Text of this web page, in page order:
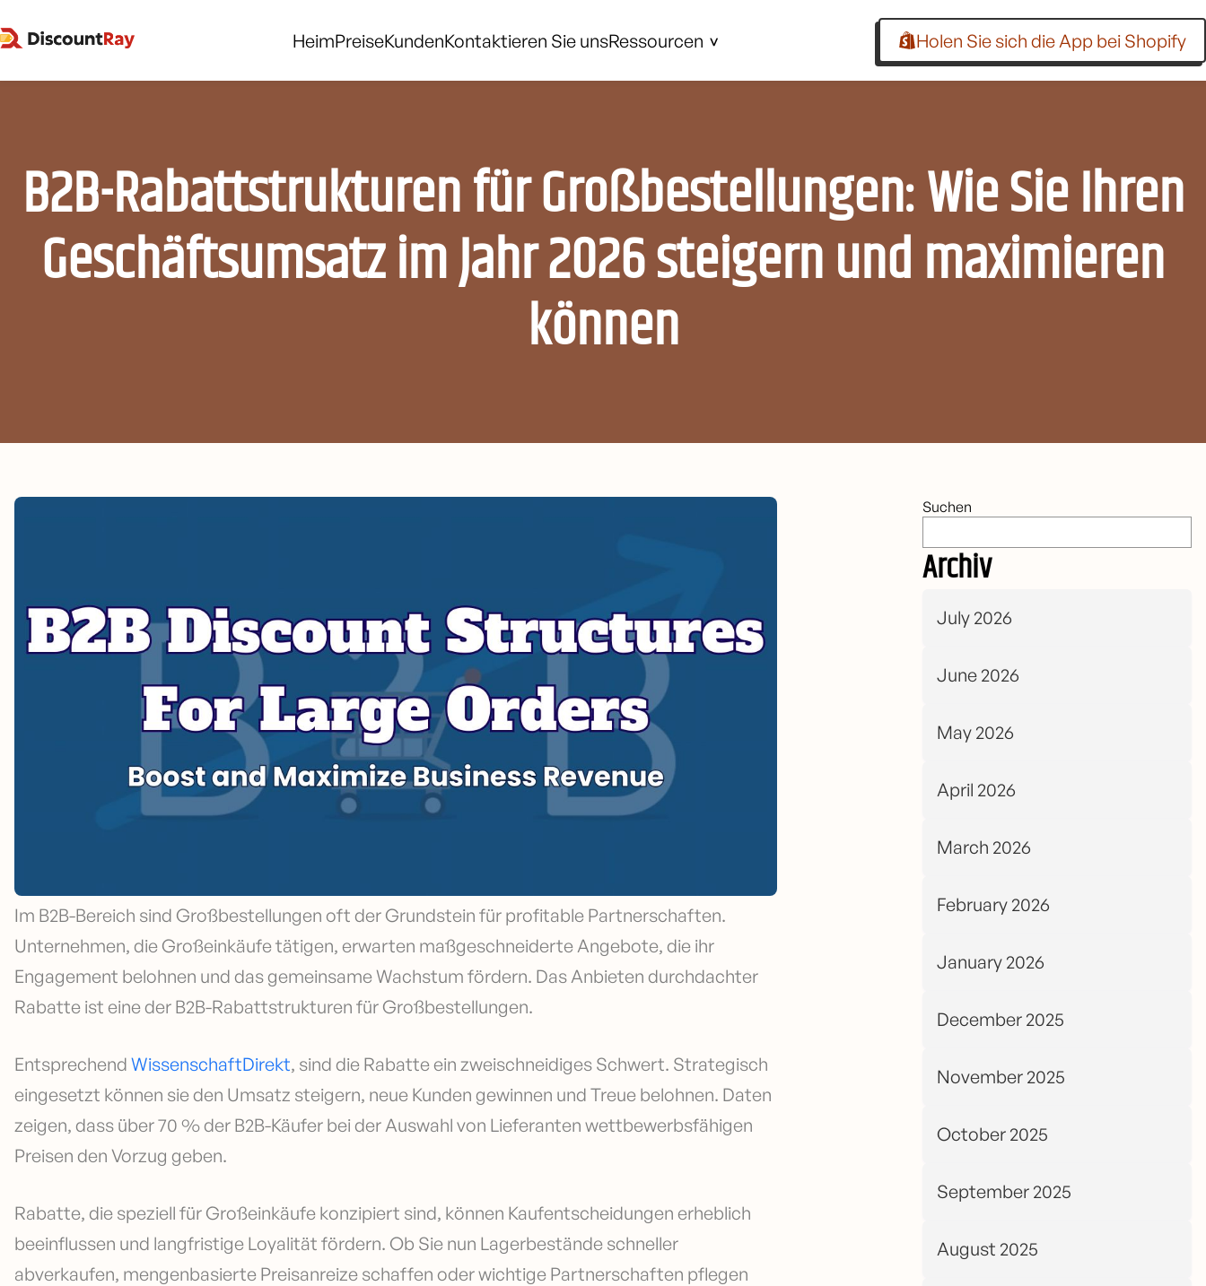
HeimPreiseKundenKontaktieren Sie unsRessourcen Holen Sie sich die App bei Shopify
B2B-Rabattstrukturen für Großbestellungen: Wie Sie Ihren
Geschäftsumsatz im Jahr 2026 steigern und maximieren
können
Suchen
Archiv
July 2026
June 2026
May 2026
April 2026
March 2026
February 2026
January 2026
December 2025
November 2025
October 2025
September 2025
August 2025
Im B2B-Bereich sind Großbestellungen oft der Grundstein für profitable Partnerschaften.
Unternehmen, die Großeinkäufe tätigen, erwarten maßgeschneiderte Angebote, die ihr
Engagement belohnen und das gemeinsame Wachstum fördern. Das Anbieten durchdachter
Rabatte ist eine der B2B-Rabattstrukturen für Großbestellungen.
Entsprechend WissenschaftDirekt, sind die Rabatte ein zweischneidiges Schwert. Strategisch
eingesetzt können sie den Umsatz steigern, neue Kunden gewinnen und Treue belohnen. Daten
zeigen, dass über 70 % der B2B-Käufer bei der Auswahl von Lieferanten wettbewerbsfähigen
Preisen den Vorzug geben.
Rabatte, die speziell für Großeinkäufe konzipiert sind, können Kaufentscheidungen erheblich
beeinflussen und langfristige Loyalität fördern. Ob Sie nun Lagerbestände schneller
abverkaufen, mengenbasierte Preisanreize schaffen oder wichtige Partnerschaften pflegen